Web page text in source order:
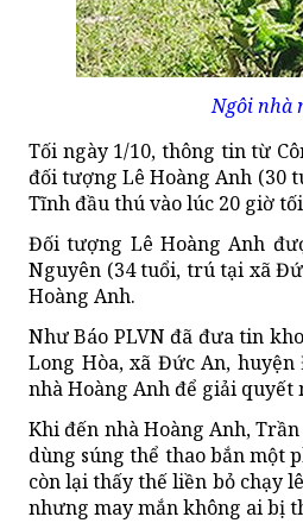
Ngôi nhà
Tối ngày 1/10, thông tin từ
đối tượng Lê Hoàng Anh (30
Tĩnh đầu thú vào lúc 20 giờ
Đối tượng Lê Hoàng Anh
Nguyên (34 tuổi, trú tại xã
Hoàng Anh.
Như Báo PLVN đã đưa tin
Long Hòa, xã Đức An,
nhà Hoàng Anh để giải quyết
Khi đến nhà Hoàng Anh,
dùng súng thể thao bắn một
còn lại thấy thế liền bỏ chạy
nhưng may mắn không ai bị